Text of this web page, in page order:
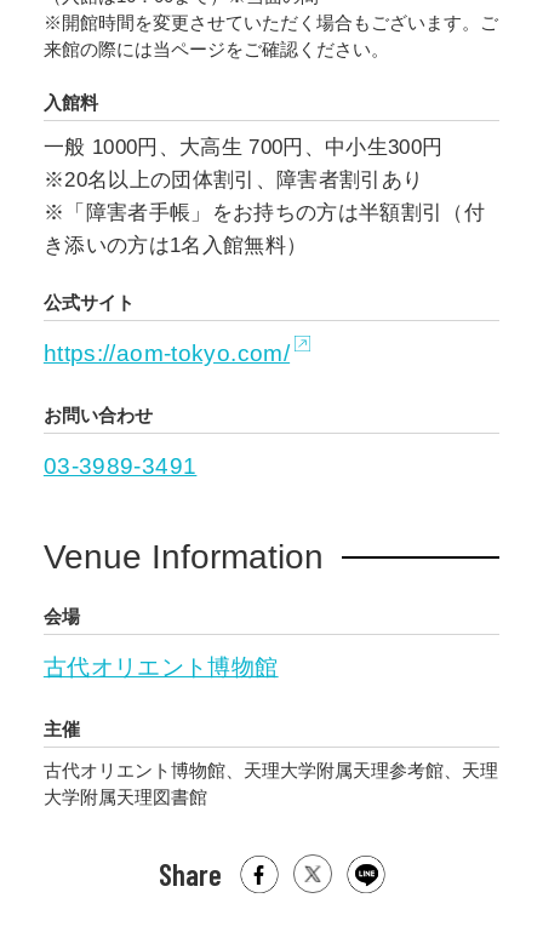
いえる時代なのです。
『東方見聞録』を手がかりに大海原を渡りま
す。本展を通じて、彼らの夢と冒険のわくわく
感をお伝えできれば幸いです。
※開館時間を変更させていただく場合もございます。ご
来館の際には当ページをご確認ください。
入館料
一般 1000円、大高生 700円、中小生300円
※20名以上の団体割引、障害者割引あり
※「障害者手帳」をお持ちの方は半額割引（付
き添いの方は1名入館無料）
公式サイト
https://aom-tokyo.com/
お問い合わせ
03-3989-3491
Venue Information
会場
古代オリエント博物館
主催
古代オリエント博物館、天理大学附属天理参考館、天理
大学附属天理図書館
Share